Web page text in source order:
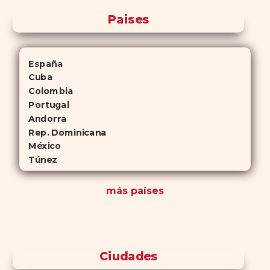
Paises
España
Cuba
Colombia
Portugal
Andorra
Rep. Dominicana
México
Túnez
más países
Ciudades